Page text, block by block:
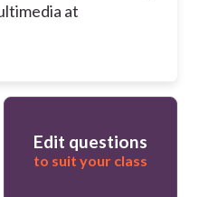
at
Edit questions
to suit your class